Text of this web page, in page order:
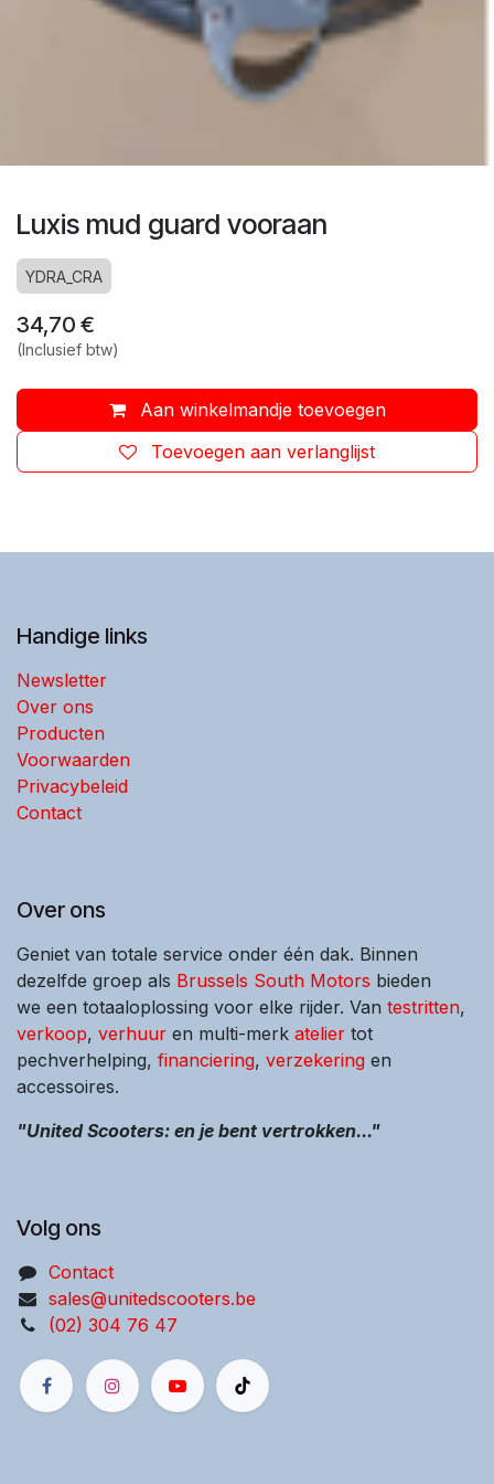
Luxis mud guard vooraan
YDRA_CRA
34,70 €
(Inclusief btw)
Aan winkelmandje toevoegen
Toevoegen aan verlanglijst
Handige links
Newsletter
Over ons
Producten
Voorwaarden
Privacybeleid
Contact
Over ons
Geniet van totale service onder één dak. Binnen
dezelfde groep als Brussels South Motors bieden
we een totaaloplossing voor elke rijder. Van testritten,
verkoop, verhuur en multi-merk atelier tot
pechverhelping, financiering, verzekering en
accessoires.
"United Scooters: en je bent vertrokken..."
Volg ons
Contact
sales@unitedscooters.be
(02) 304 76 47